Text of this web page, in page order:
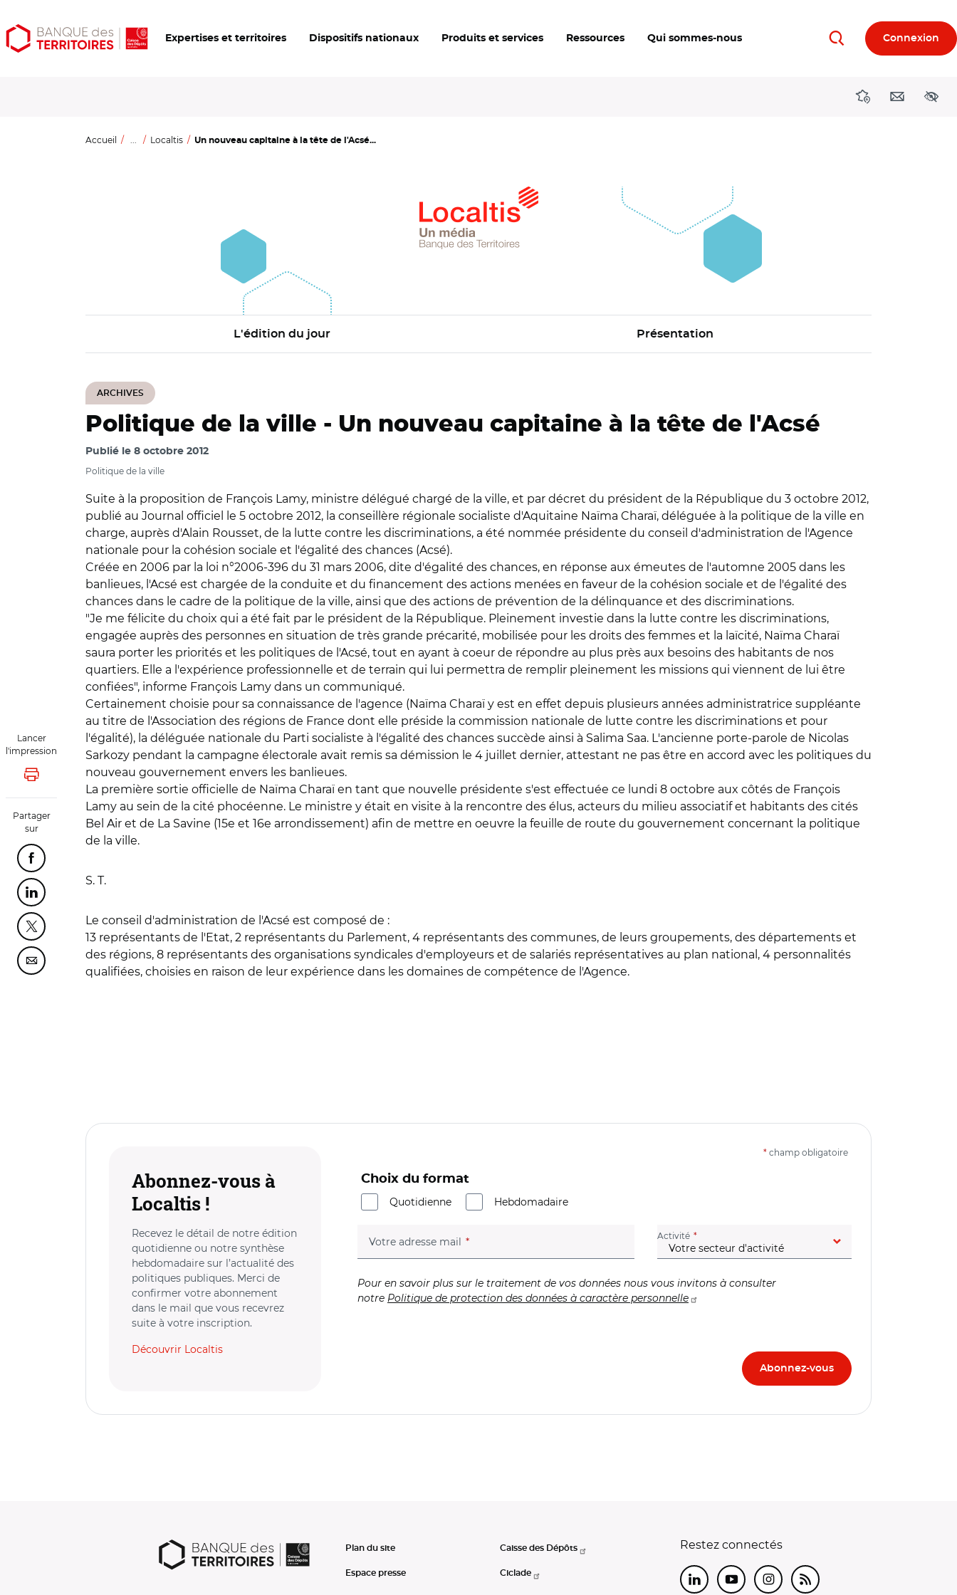
Aller
au
Aller
au
Ouvrir
les
Expertises et territoires Dispositifs nationaux Produits et services Ressources Qui sommes-nous RechercherConnexion
DirectionsContact
Accueil ... Localtis Un nouveau capitaine à la tête de l'Acsé...
L'édition du jour Présentation
ARCHIVES
Lancer
l'impression
Lancer l'impression
Partager
sur
Partager cette page sur Facebook
Partager cette page sur Linkedin
Partager cette page sur Twitter
Partager cette page sur Courriel
Politique de la ville - Un nouveau capitaine à la tête de l'Acsé
Publié le 8 octobre 2012
Politique de la ville
Suite à la proposition de François Lamy, ministre délégué chargé de la ville, et par décret du président de la République du 3 octobre 2012,
publié au Journal officiel le 5 octobre 2012, la conseillère régionale socialiste d'Aquitaine Naïma Charaï, déléguée à la politique de la ville en
charge, auprès d'Alain Rousset, de la lutte contre les discriminations, a été nommée présidente du conseil d'administration de l'Agence
nationale pour la cohésion sociale et l'égalité des chances (Acsé).
Créée en 2006 par la loi n°2006-396 du 31 mars 2006, dite d'égalité des chances, en réponse aux émeutes de l'automne 2005 dans les
banlieues, l'Acsé est chargée de la conduite et du financement des actions menées en faveur de la cohésion sociale et de l'égalité des
chances dans le cadre de la politique de la ville, ainsi que des actions de prévention de la délinquance et des discriminations.
"Je me félicite du choix qui a été fait par le président de la République. Pleinement investie dans la lutte contre les discriminations,
engagée auprès des personnes en situation de très grande précarité, mobilisée pour les droits des femmes et la laïcité, Naïma Charaï
saura porter les priorités et les politiques de l'Acsé, tout en ayant à coeur de répondre au plus près aux besoins des habitants de nos
quartiers. Elle a l'expérience professionnelle et de terrain qui lui permettra de remplir pleinement les missions qui viennent de lui être
confiées", informe François Lamy dans un communiqué.
Certainement choisie pour sa connaissance de l'agence (Naïma Charaï y est en effet depuis plusieurs années administratrice suppléante
au titre de l'Association des régions de France dont elle préside la commission nationale de lutte contre les discriminations et pour
l'égalité), la déléguée nationale du Parti socialiste à l'égalité des chances succède ainsi à Salima Saa. L'ancienne porte-parole de Nicolas
Sarkozy pendant la campagne électorale avait remis sa démission le 4 juillet dernier, attestant ne pas être en accord avec les politiques du
nouveau gouvernement envers les banlieues.
La première sortie officielle de Naïma Charaï en tant que nouvelle présidente s'est effectuée ce lundi 8 octobre aux côtés de François
Lamy au sein de la cité phocéenne. Le ministre y était en visite à la rencontre des élus, acteurs du milieu associatif et habitants des cités
Bel Air et de La Savine (15e et 16e arrondissement) afin de mettre en oeuvre la feuille de route du gouvernement concernant la politique
de la ville.
S. T.
Le conseil d'administration de l'Acsé est composé de :
13 représentants de l'Etat, 2 représentants du Parlement, 4 représentants des communes, de leurs groupements, des départements et
des régions, 8 représentants des organisations syndicales d'employeurs et de salariés représentatives au plan national, 4 personnalités
qualifiées, choisies en raison de leur expérience dans les domaines de compétence de l'Agence.
Abonnez-vous à
Localtis !
Recevez le détail de notre édition
quotidienne ou notre synthèse
hebdomadaire sur l’actualité des
politiques publiques. Merci de
confirmer votre abonnement
dans le mail que vous recevrez
suite à votre inscription.
Découvrir Localtis
* champ obligatoire
Choix du format
Quotidienne
Hebdomadaire
Votre adresse mail (champ obligatoire) Activité (champ obligatoire)
Pour en savoir plus sur le traitement de vos données nous vous invitons à consulter
notre Politique de protection des données à caractère personnelle
Plan du site
Espace presse
Caisse des Dépôts
Ciclade
Restez connectés
LinkedInYoutubeInstagram
RSS